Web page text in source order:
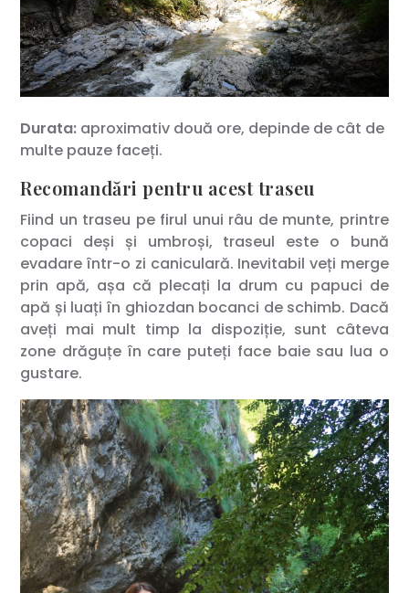
Durata: aproximativ două ore, depinde de cât de
multe pauze faceți.
Recomandări pentru acest traseu
Fiind un traseu pe firul unui râu de munte, printre
copaci deși și umbroși, traseul este o bună
evadare într-o zi caniculară. Inevitabil veți merge
prin apă, așa că plecați la drum cu papuci de
apă și luați în ghiozdan bocanci de schimb. Dacă
aveți mai mult timp la dispoziție, sunt câteva
zone drăguțe în care puteți face baie sau lua o
gustare.